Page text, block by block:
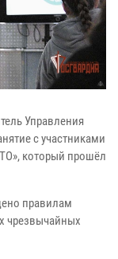
Управления
с участниками
который прошёл
правилам
чрезвычайных